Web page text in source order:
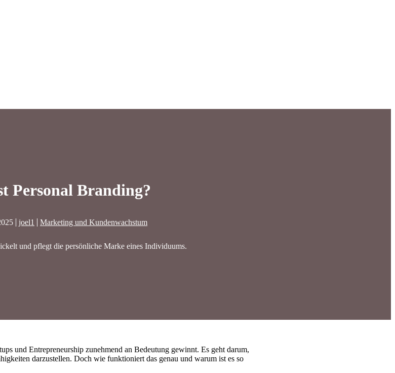
Personal Branding?
joel1 Marketing und Kundenwachstum
und pflegt die persönliche Marke eines Individuums.
und Entrepreneurship zunehmend an Bedeutung gewinnt. Es geht darum,
darzustellen. Doch wie funktioniert das genau und warum ist es so